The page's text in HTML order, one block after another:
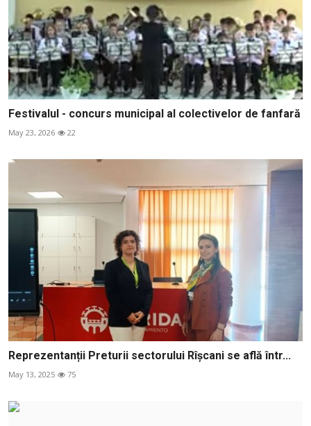
Festivalul - concurs municipal al colectivelor de fanfară
May 23, 2026 22
Reprezentanții Preturii sectorului Rîșcani se află într...
May 13, 2025 75